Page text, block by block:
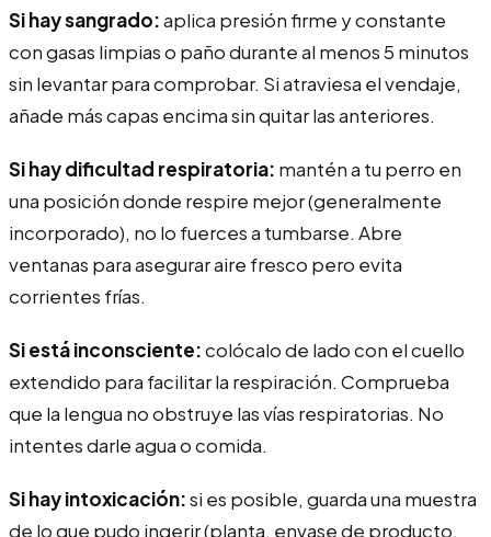
Si hay sangrado:aplica presión firme y constante
con gasas limpias o paño durante al menos 5 minutos
sin levantar para comprobar. Si atraviesa el vendaje,
añade más capas encima sin quitar las anteriores.
Si hay dificultad respiratoria: mantén a tu perro en
una posición donde respire mejor (generalmente
incorporado), no lo fuerces a tumbarse. Abre
ventanas para asegurar aire fresco pero evita
corrientes frías.
Si está inconsciente:colócalo de lado con el cuello
extendido para facilitar la respiración. Comprueba
que la lengua no obstruye las vías respiratorias. No
intentes darle agua o comida.
Si hay intoxicación:si es posible, guarda una muestra
de lo que pudo ingerir (planta, envase de producto,